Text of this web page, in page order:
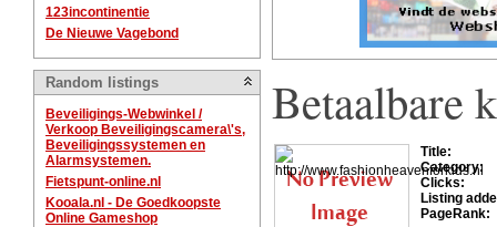
123incontinentie
De Nieuwe Vagebond
Random listings
Beveiligings-Webwinkel /
Verkoop Beveiligingscamera\'s,
Beveiligingssystemen en
Alarmsystemen.
Fietspunt-online.nl
Kooala.nl - De Goedkoopste
Online Gameshop
Betaalbare
Title:
Category:
Clicks:
Listing
PageRank: